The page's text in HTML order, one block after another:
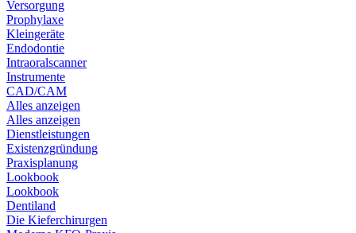
Versorgung
Prophylaxe
Kleingeräte
Endodontie
Intraoralscanner
Instrumente
CAD/CAM
Alles anzeigen
Alles anzeigen
Dienstleistungen
Existenzgründung
Praxisplanung
Lookbook
Lookbook
Dentiland
Die Kieferchirurgen